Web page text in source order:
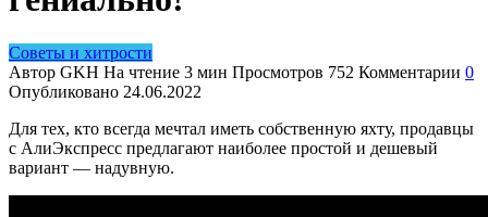
Советы и хитрости
Автор GKH На чтение 3 мин Просмотров 752 Комментарии 0
Опубликовано 24.06.2022
Для тех, кто всегда мечтал иметь собственную яхту, продавцы
с АлиЭкспресс предлагают наиболее простой и дешевый
вариант — надувную.